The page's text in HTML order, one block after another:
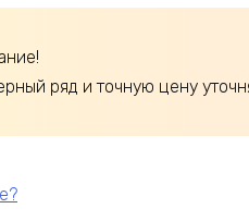
ряд и точную цену